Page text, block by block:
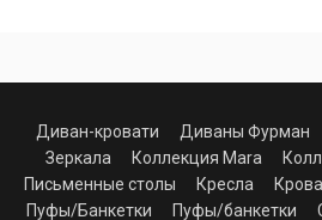
Диван-кровати Диваны Фурман
Зеркала
Коллекция Mara
Письменные столы
Кресла
Пуфы/Банкетки
Пуфы/банкетки